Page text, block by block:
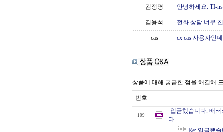
김정명 안녕하세요. TI-
김용석 전화 상담 너무
cas cx cas 사용자인
상품에 대해 궁금한 점을 해결해
번호
109
입금했습니다. 배
다.
Re: 입금했